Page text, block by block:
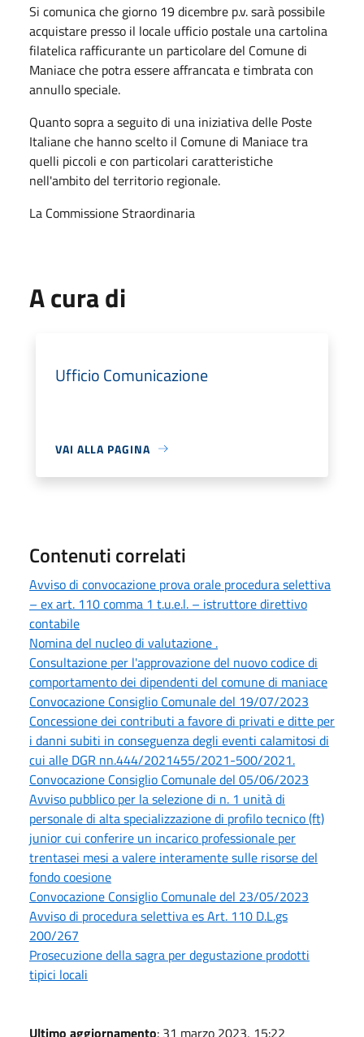
Si comunica che giorno 19 dicembre p.v. sarà possibile
acquistare presso il locale ufficio postale una cartolina
filatelica rafficurante un particolare del Comune di
Maniace che potra essere affrancata e timbrata con
annullo speciale.
Quanto sopra a seguito di una iniziativa delle Poste
Italiane che hanno scelto il Comune di Maniace tra
quelli piccoli e con particolari caratteristiche
nell'ambito del territorio regionale.
La Commissione Straordinaria
A cura di
Ufficio Comunicazione
VAI ALLA PAGINA
Contenuti correlati
Avviso di convocazione prova orale procedura selettiva
– ex art. 110 comma 1 t.u.e.l. – istruttore direttivo
contabile
Nomina del nucleo di valutazione .
Consultazione per l'approvazione del nuovo codice di
comportamento dei dipendenti del comune di maniace
Convocazione Consiglio Comunale del 19/07/2023
Concessione dei contributi a favore di privati e ditte per
i danni subiti in conseguenza degli eventi calamitosi di
cui alle DGR nn.444/2021455/2021-500/2021.
Convocazione Consiglio Comunale del 05/06/2023
Avviso pubblico per la selezione di n. 1 unità di
personale di alta specializzazione di profilo tecnico (ft)
junior cui conferire un incarico professionale per
trentasei mesi a valere interamente sulle risorse del
fondo coesione
Convocazione Consiglio Comunale del 23/05/2023
Avviso di procedura selettiva es Art. 110 D.L.gs
200/267
Prosecuzione della sagra per degustazione prodotti
tipici locali
Ultimo aggiornamento: 31 marzo 2023, 15:22